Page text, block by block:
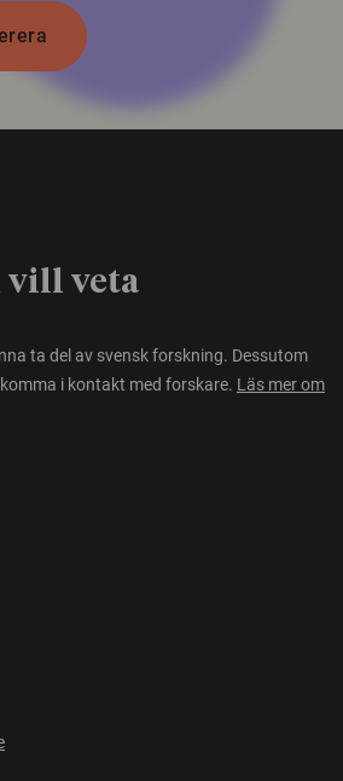
vill veta
ta del av svensk forskning. Dessutom
i kontakt med forskare. Läs mer om